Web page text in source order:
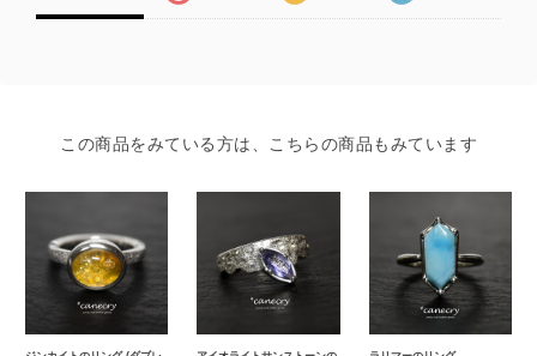
この商品をみている方は、こちらの商品もみています